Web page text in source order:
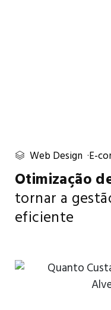
Web Design E-
Otimização
tornar a
eficiente